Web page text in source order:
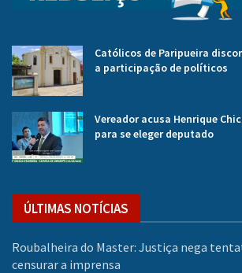
Católicos de Paripueira
a participação de políticos
Vereador acusa Henrique
para se eleger deputado
ÚLTIMAS NOTÍCIAS
Roubalheira do Master: Justiça nega
censurar a imprensa